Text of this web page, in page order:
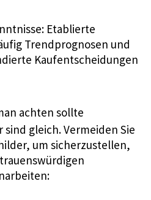
Etablierte
Trendprognosen und
Kaufentscheidungen
achten sollte
gleich. Vermeiden Sie
um sicherzustellen,